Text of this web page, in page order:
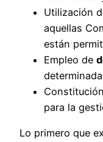
Utilización
aquellas
están
Empleo de
para la
Lo primero que